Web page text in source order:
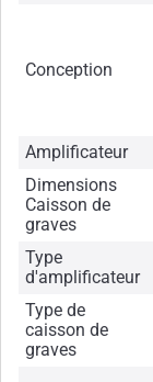
Conception
Amplificateur
Dimensions
Caisson de
graves
Type
d'amplificateur
Type de
caisson de
graves